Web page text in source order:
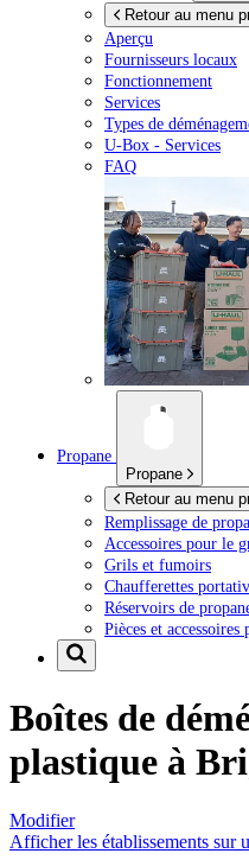
Retour au menu
Aperçu
Fournisseurs locaux
Fonctionnement
Services
Types de
U-Box - Services
FAQ
Propane
Propane
Retour au menu
Remplissage de
Accessoires pour le
Grils et fumoirs
Chaufferettes
Réservoirs de
Pièces et
Boîtes de
plastique à
Modifier
Afficher les établissements sur